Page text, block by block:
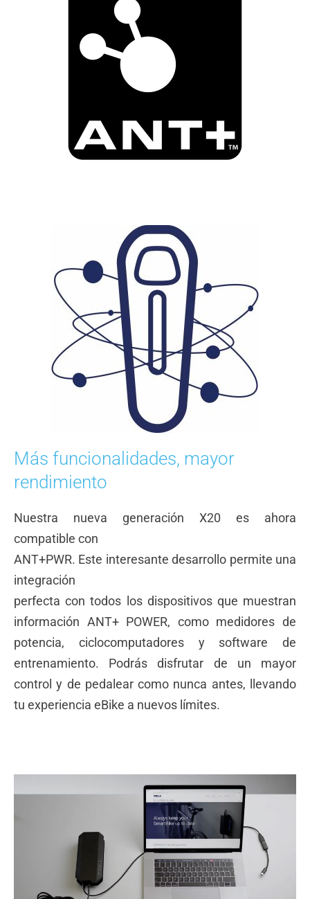
Más funcionalidades, mayor
rendimiento
Nuestra nueva generación X20 es ahora
compatible con
ANT+PWR. Este interesante desarrollo permite una
integración
perfecta con todos los dispositivos que muestran
información ANT+ POWER, como medidores de
potencia, ciclocomputadores y software de
entrenamiento. Podrás disfrutar de un mayor
control y de pedalear como nunca antes, llevando
tu experiencia eBike a nuevos límites.